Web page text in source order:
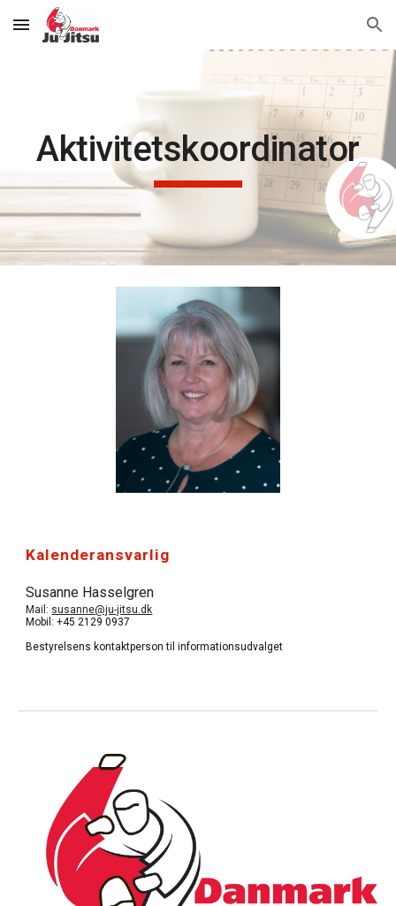
Skip to main content Skip to navigation
Aktivitetskoordinator
Kalenderansvarlig
Susanne Hasselgren
Mail: susanne@ju-jitsu.dk
Mobil: +45 2129 0937
Bestyrelsens kontaktperson til informationsudvalget